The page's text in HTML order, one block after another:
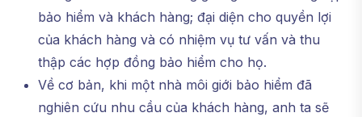
bảo hiểm và khách hàng; đại diện cho quyền lợi
của khách hàng và có nhiệm vụ tư vấn và thu
thập các hợp đồng bảo hiểm cho họ.
Về cơ bản, khi một nhà môi giới bảo hiểm đã
nghiên cứu nhu cầu của khách hàng, anh ta sẽ